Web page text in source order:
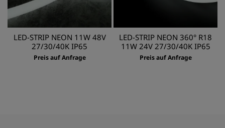
LED-STRIP NEON 11W 48V
27/30/40K IP65
Preis auf Anfrage
LED-STRIP NEON 360° R18
11W 24V 27/30/40K IP65
Preis auf Anfrage